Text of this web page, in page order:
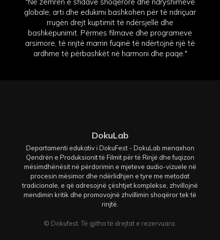
globale, arti dhe edukimi bashkohen për të ndriçuar
rrugën drejt kuptimit të ndërsjellë dhe
bashkëpunimit. Përmes filmave dhe programeve
arsimore, të rinjtë marrin fuqinë të ndërtojnë një të
ardhme të përbashkët në harmoni dhe paqe."
DokuLab
Departamenti edukativ i DokuFest - DokuLab menaxhon
Qendrën e Produksionit të Filmit për të Rinjë dhe fuqizon
mësimdhënësit në përdorimin e mjeteve audio-vizuele në
procesin mësimor dhe ndërlidhjen e tyre me metodat
tradicionale, e që adresojnë çështjet komplekse, zhvillojnë
mendimin kritik dhe promovojnë zhvillimin shoqëror tek të
rinjtë.
© Dokufest. Të gjitha të drejtat e rezervuara.